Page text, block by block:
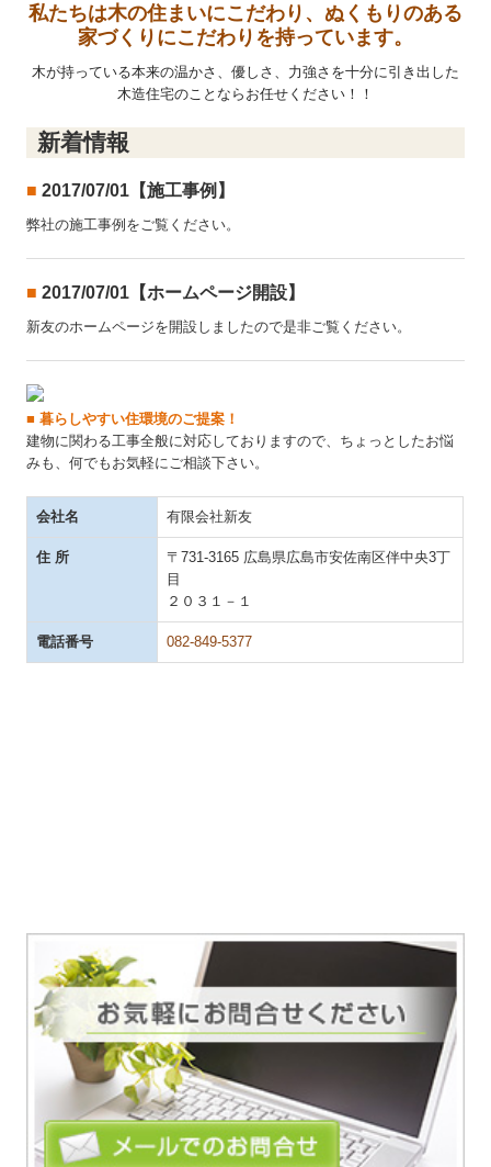
■ 暮らしやすい住環境のご提案！
建物に関わる工事全般に対応しておりますので、ちょっとしたお悩
みも、何でもお気軽にご相談下さい。
会社名 有限会社新友
住 所
〒731-3165 広島県広島市安佐南区伴中央3丁
目
２０３１－１
電話番号 082-849-5377
私たちは木の住まいにこだわり、ぬくもりのある
家づくりにこだわりを持っています。
木が持っている本来の温かさ、優しさ、力強さを十分に引き出した
木造住宅のことならお任せください！！
新着情報
■ 2017/07/01【施工事例】
弊社の施工事例をご覧ください。
■ 2017/07/01【ホームページ開設】
新友のホームページを開設しましたので是非ご覧ください。